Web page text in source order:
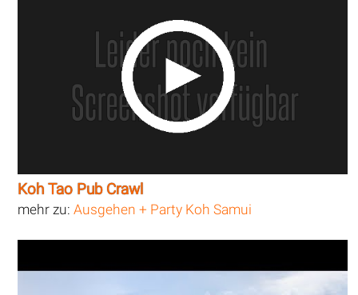
Koh Tao Pub Crawl
mehr zu:Ausgehen + Party Koh Samui